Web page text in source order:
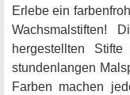
Erlebe ein
Wachsmalstiften!
hergestellten
stundenlangen
Farben machen